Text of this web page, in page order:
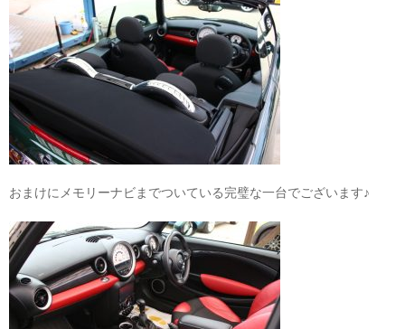
おまけにメモリーナビまでついている完璧な一台でございます♪